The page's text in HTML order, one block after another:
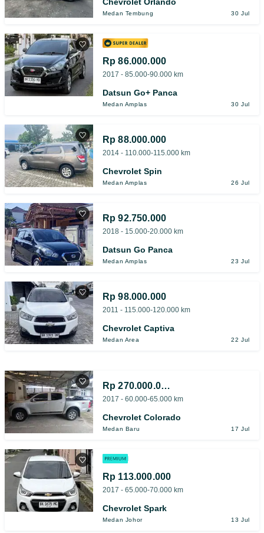
Medan Tembung 30 Jul
Rp 86.000.000
2017 - 85.000-90.000 km
Datsun Go+ Panca
Medan Amplas 30 Jul
Rp 88.000.000
2014 - 110.000-115.000 km
Chevrolet Spin
Medan Amplas 26 Jul
Rp 92.750.000
2018 - 15.000-20.000 km
Datsun Go Panca
Medan Amplas 23 Jul
Rp 98.000.000
2011 - 115.000-120.000 km
Chevrolet Captiva
Medan Area 22 Jul
Rp 270.000.000
2017 - 60.000-65.000 km
Chevrolet Colorado
Medan Baru 17 Jul
Rp 113.000.000
2017 - 65.000-70.000 km
Chevrolet Spark
Medan Johor 13 Jul